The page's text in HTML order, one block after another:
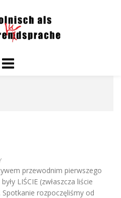
przewodnim pierwszego
LIŚCIE (zwłaszcza liście
rozpoczęliśmy od